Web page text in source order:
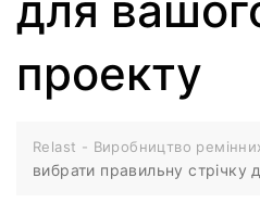
проекту
Relast - Виробництво
вибрати правильну стрічку